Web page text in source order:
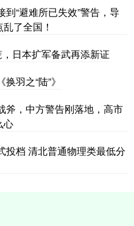
“避难所已失效”警告，导
了全国！
日本扩军备武再添新证
羽之“陆”》
斧，中方警告刚落地，高市
心
投档 清北普通物理类最低分